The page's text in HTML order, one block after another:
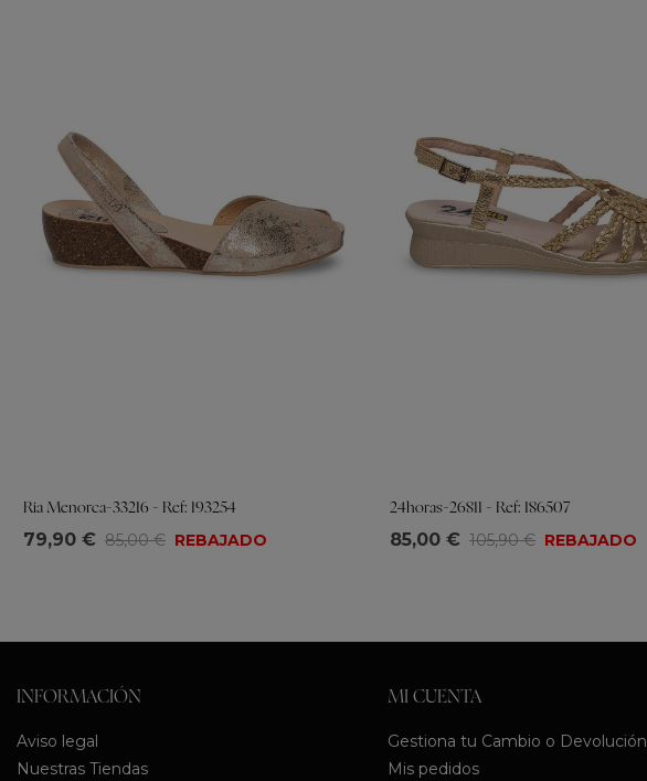
Tallas
Ria Menorca-33216 - Ref: 193254
79,90 € 85,00 € REBAJADO Tallas
24horas-26811 - Ref: 186507
85,00 € 105,90 € REBAJADO
INFORMACIÓN
Aviso legal
Nuestras Tiendas
MI CUENTA
Gestiona tu Cambio o Devolución
Mis pedidos